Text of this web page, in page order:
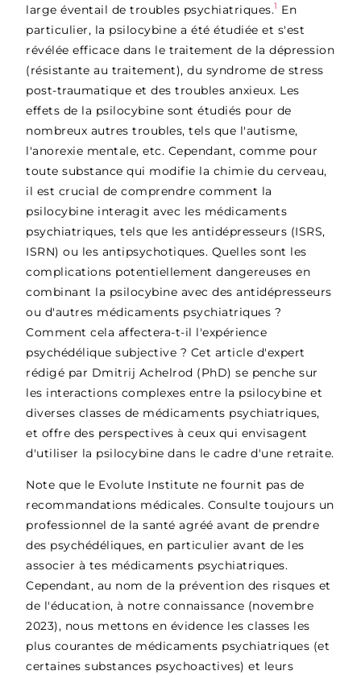
large éventail de troubles psychiatriques.1 En
particulier, la psilocybine a été étudiée et s'est
révélée efficace dans le traitement de la dépression
(résistante au traitement), du syndrome de stress
post-traumatique et des troubles anxieux. Les
effets de la psilocybine sont étudiés pour de
nombreux autres troubles, tels que l'autisme,
l'anorexie mentale, etc. Cependant, comme pour
toute substance qui modifie la chimie du cerveau,
il est crucial de comprendre comment la
psilocybine interagit avec les médicaments
psychiatriques, tels que les antidépresseurs (ISRS,
ISRN) ou les antipsychotiques. Quelles sont les
complications potentiellement dangereuses en
combinant la psilocybine avec des antidépresseurs
ou d'autres médicaments psychiatriques ?
Comment cela affectera-t-il l'expérience
psychédélique subjective ? Cet article d'expert
rédigé par Dmitrij Achelrod (PhD) se penche sur
les interactions complexes entre la psilocybine et
diverses classes de médicaments psychiatriques,
et offre des perspectives à ceux qui envisagent
d'utiliser la psilocybine dans le cadre d'une retraite.
Note que le Evolute Institute ne fournit pas de
recommandations médicales. Consulte toujours un
professionnel de la santé agréé avant de prendre
des psychédéliques, en particulier avant de les
associer à tes médicaments psychiatriques.
Cependant, au nom de la prévention des risques et
de l'éducation, à notre connaissance (novembre
2023), nous mettons en évidence les classes les
plus courantes de médicaments psychiatriques (et
certaines substances psychoactives) et leurs